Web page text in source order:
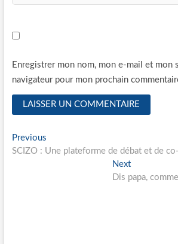
Enregistrer mon nom, mon e-mail et mon
navigateur pour mon prochain
Navigation
de
PreviousPrevious
post:
SCIZO : Une plateforme de débat et de
NextNext
post:
Dis papa,